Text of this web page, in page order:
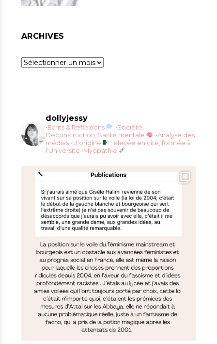
ARCHIVES
Archives
dollyjessy
•Ecrits & Réflexions
•Société,
Déconstruction, Santé mentale
•Analyse des
médias •D’origine
, élevée en cité, formée à
l’Université •Myopathie